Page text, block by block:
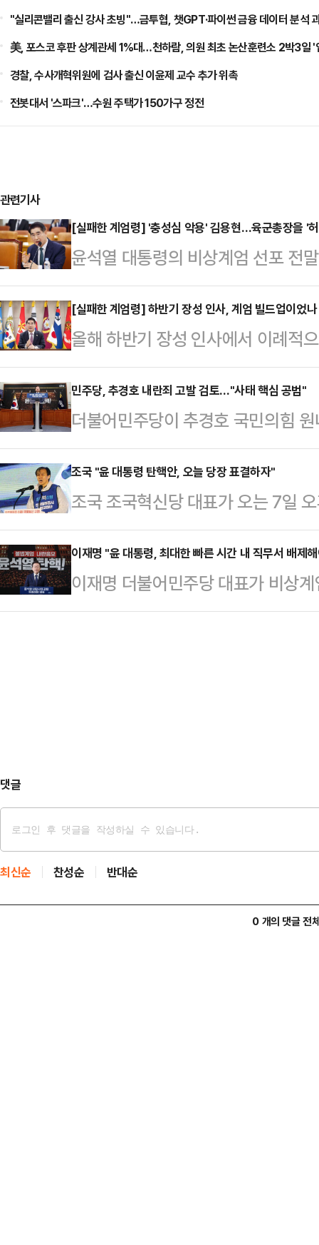
"실리콘밸리 출신 강사 초빙"…금투협, 챗GPT·파이썬 금융 데이터 분석
美, 포스코 후판 상계관세 1%대…천하람, 의원 최초 논산훈련소 2박3일 '
경찰, 수사개혁위원에 검사 출신 이윤제 교수 추가 위촉
전봇대서 '스파크'…수원 주택가 150가구 정전
관련기사
[실패한 계엄령] '충성심 악용' 김용현…육군총장을 '
윤석열 대통령의 비상계엄 선포 전
했던 김용현 전 국방부 장관이 핵심
히 충성심이 강한 후배 군인을 '허
을 휘두른 것으로 확인됐다.김선호
국방위원회 전체회의에 출석해 계
계엄사령관을 맡았던 박안수 육군
되던 시점에 관련 사안을 인지했다
임식에 참석했던 박 총장은…
[실패한 계엄령] 하반기 장성 인사, 계엄 빌드업이었나
올해 하반기 장성 인사에서 이례적
해당 인사 조치가 비상계엄을 염두
전 장관이 경호처장 시절 특수전사
과 회동한 사실이 확인된 만큼, '계
직을 유지하려 했을 수 있다는 관
회 국방위원회 전체회의에서 "이번
진급자가 없다"며 "육군보다 규모
있었다. 국방위를 …
민주당, 추경호 내란죄 고발 검토…"사태 핵심 공범"
더불어민주당이 추경호 국민의힘
토하기로 했다.조승래 민주당 수석
대표의 '윤석열 내란 사태 관련 특
대표는 불법계엄이 선포된 긴박한
당사로 유인하고, 혼란을 부추겨 '
이 밝혔다.그러면서 "지금까지 드
내란 사태의 핵심 공범이자 주요
조 수석대변인은 …
조국 "윤 대통령 탄핵안, 오늘 당장 표결하자"
조국 조국혁신당 대표가 오는 7일
국회 본회의 표결을 당장 오늘로 앞
오전 국회 본관 로텐더홀에서 긴급
없다"며 "(윤 대통령) 탄핵소추안을
은 이제 대통령이 아니고 내란 수괴
이재명 "윤 대통령, 최대한 빠른 시간 내 직무서 배제
이재명 더불어민주당 대표가 비상
"최대한 빠른 시간 내에 직무에서
댓글
최신순 찬성순 반대순
0 개의 댓글 전